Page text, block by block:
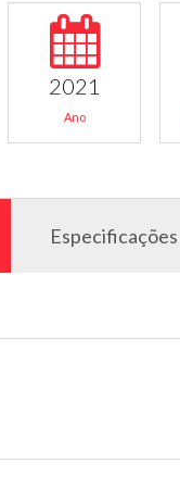
2021
Ano
Especificações